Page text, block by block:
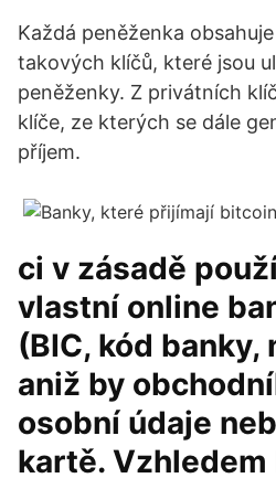
Každá peněženka
takových klíčů, které jsou
peněženky. Z privátních
klíče, ze kterých se dále
příjem.
ci v zásadě
vlastní online
(BIC, kód banky,
aniž by
osobní údaje
kartě. Vzhledem